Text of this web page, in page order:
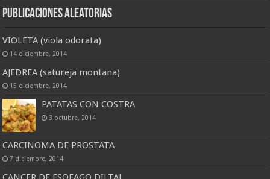
Publicaciones Aleatorias
VIOLETA (viola odorata)
14 diciembre, 2014
AJEDREA (satureja montana)
15 diciembre, 2014
PATATAS CON COSTRA
3 octubre, 2014
CARCINOMA DE PROSTATA
7 diciembre, 2014